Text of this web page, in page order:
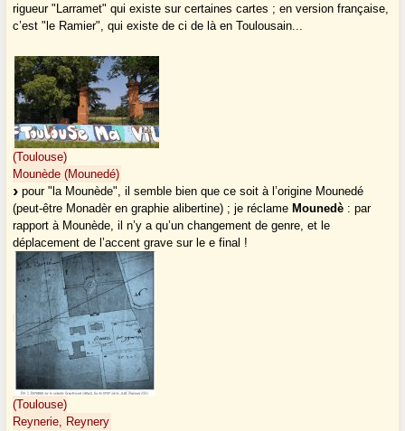
rigueur "Larramet" qui existe sur certaines cartes ; en version française,
c’est "le Ramier", qui existe de ci de là en Toulousain...
(Toulouse)
Mounède (Mounedé)
pour "la Mounède", il semble bien que ce soit à l’origine Mounedé
(peut-être Monadèr en graphie alibertine) ; je réclame Mounedè : par
rapport à Mounède, il n’y a qu’un changement de genre, et le
déplacement de l’accent grave sur le e final !
(Toulouse)
Reynerie, Reynery